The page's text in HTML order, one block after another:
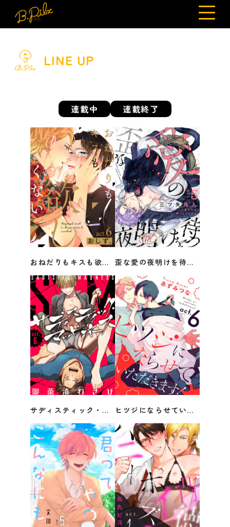
LINE UP
連載中 連載終了
おねだりもキスも欲しくない act.6
おしず。
歪な愛の夜明けを待つ act.5
三ツ矢凡人
サディスティック・マッドネス act.6
御茶漬わさび
ヒツジにならせていただきます！ act.6
あずみつな